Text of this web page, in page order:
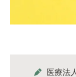
医療法